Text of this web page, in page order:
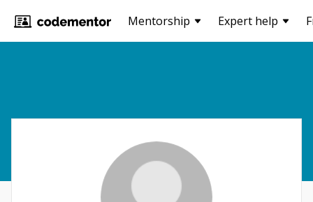
Mentorship Expert help